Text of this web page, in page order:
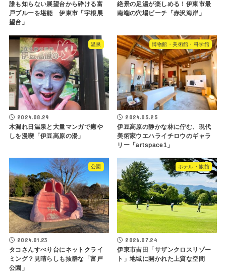
誰も知らない展望台から砕ける富
戸ブルーを堪能 伊東市「宇根展
望台」
絶景の足湯が楽しめる！伊東市最
南端の穴場ビーチ「赤沢海岸」
温泉
2024.08.29
木漏れ日温泉と大量マンガで癒や
しを漫喫「伊豆高原の湯」
博物館・美術館・科学館
2024.05.25
伊豆高原の静かな林に佇む、現代
美術家ウエハライチロウのギャラ
リー「artspace1」
公園
2024.01.23
タコさんすべり台にネットクライ
ミング？見晴らしも抜群な「富戸
公園」
ホテル・旅館
2026.07.24
伊東市吉田「サザンクロスリゾー
ト」地域に開かれた上質な空間